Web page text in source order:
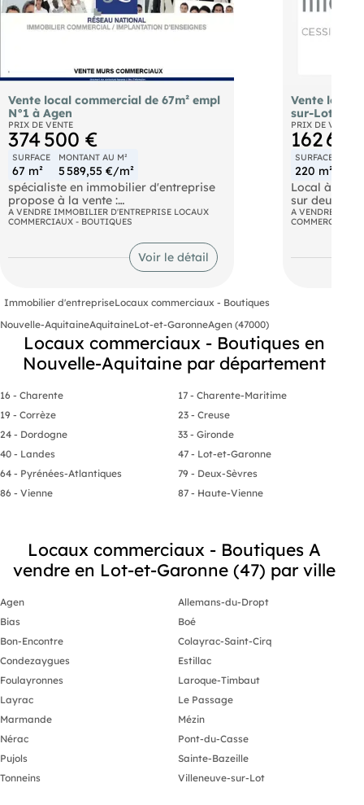
Vente local commercial de 67m² empl
N°1 à Agen
PRIX DE VENTE
374 500 €
SURFACE
67 m²
MONTANT AU M²
5 589,55 €/m²
spécialiste en immobilier d'entreprise
propose à la vente :
EMPLACEMENT N°1 CENTRE VILLE
Les murs d'un local commercial
d'environ 67 m² situé Bd de la
sont disponibles sur le site
https://www.georisques.gouv.fr.
A VENDRE IMMOBILIER D'ENTREPRISE LOCAUX
COMMERCIAUX - BOUTIQUES
Voir le détail
Vente local
sur-Lot
PRIX DE VENTE
162
SURFACE
220 m²
Local à
sur deux
bureau
un bâtiment
A VENDRE
COMMERCIAUX
Immobilier d'entrepriseLocaux commerciaux - Boutiques
Nouvelle-AquitaineAquitaineLot-et-GaronneAgen (47000)
Locaux commerciaux - Boutiques en
Nouvelle-Aquitaine par département
16 - Charente
17 - Charente-Maritime
19 - Corrèze
23 - Creuse
24 - Dordogne
33 - Gironde
40 - Landes
47 - Lot-et-Garonne
64 - Pyrénées-Atlantiques
79 - Deux-Sèvres
86 - Vienne
87 - Haute-Vienne
Locaux commerciaux - Boutiques A
vendre en Lot-et-Garonne (47) par ville
Agen
Allemans-du-Dropt
Bias
Boé
Bon-Encontre
Colayrac-Saint-Cirq
Condezaygues
Estillac
Foulayronnes
Laroque-Timbaut
Layrac
Le Passage
Marmande
Mézin
Nérac
Pont-du-Casse
Pujols
Sainte-Bazeille
Tonneins
Villeneuve-sur-Lot